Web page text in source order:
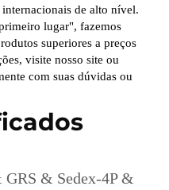
internacionais de alto nível.
lugar", fazemos
superiores a preços
visite nosso site ou
com suas dúvidas ou
& Sedex-4P &